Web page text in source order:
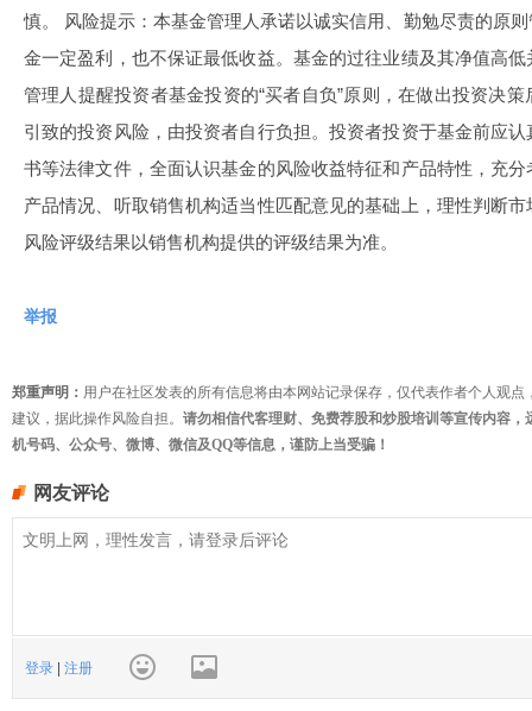
慎。 风险提示：本基金管理人承诺以诚实信用、勤勉尽责的原
金一定盈利，也不保证最低收益。基金的过往业绩及其净值高
管理人提醒投资者基金投资的“买者自负”原则，在做出投资决
引致的投资风险，由投资者自行负担。投资者投资于基金前应
书等法律文件，全面认识基金的风险收益特征和产品特性，充
产品情况、听取销售机构适当性匹配意见的基础上，理性判断
风险评级结果以销售机构提供的评级结果为准。
举报
郑重声明： 用户在社区发表的所有信息将由本网站记录保存，仅代表作者个人观
建议，据此操作风险自担。 请勿相信代客理财、免费荐股和炒股培训等宣传内容
机号码、公众号、微博、微信及QQ等信息，谨防上当受骗！
网友评论
登录 注册